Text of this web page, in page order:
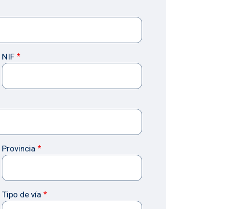
NIF
Provincia
Tipo de vía